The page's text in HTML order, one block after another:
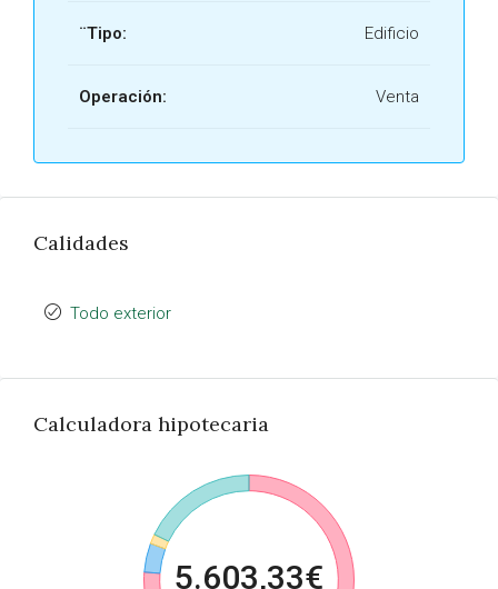
¨Tipo: Edificio
Operación: Venta
Calidades
Todo exterior
Calculadora hipotecaria
5.603,33€